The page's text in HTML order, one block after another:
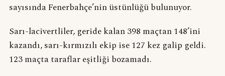
sayısında Fenerbahçe’nin üstünlüğü bulunuyor.
Sarı-lacivertliler, geride kalan 398 maçtan 148’ini
kazandı, sarı-kırmızılı ekip ise 127 kez galip geldi.
123 maçta taraflar eşitliği bozamadı.